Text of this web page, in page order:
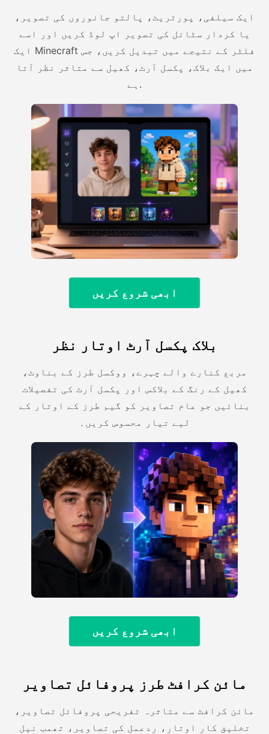
ایک سیلفی، پورٹریٹ، پالتو جانوروں کی تصویر،
یا کردار سٹائل کی تصویر اپ لوڈ کریں اور اسے
ایک Minecraft فلٹر کے نتیجے میں تبدیل کریں، جس
میں ایک بلاک، پکسل آرٹ، کھیل سے متاثر نظر آتا
ہے.
ابھی شروع کریں
بلاک پکسل آرٹ اوتار نظر
مربع کنارے والے چہرے، ووکسل طرز کے بناوٹ،
کھیل کے رنگ کے بلاکس اور پکسل آرٹ کی تفصیلات
بنائیں جو عام تصاویر کو گیم طرز کے اوتار کے
لیے تیار محسوس کریں۔
ابھی شروع کریں
مائن کرافٹ طرز پروفائل تصاویر
مائن کرافٹ سے متاثرہ تفریحی پروفائل تصاویر،
تخلیق کار اوتار، ردعمل کی تصاویر، تھمب نیل